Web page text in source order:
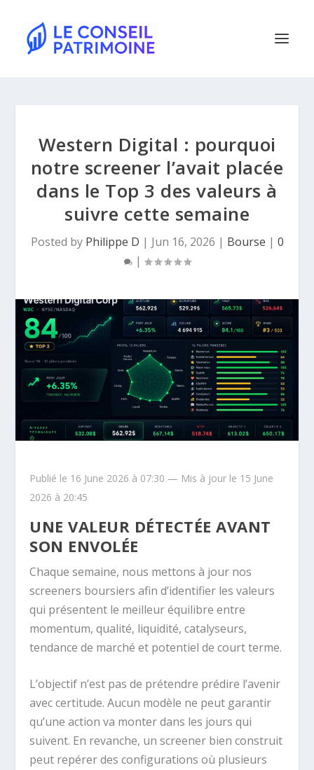
Western Digital : pourquoi
notre screener l’avait placée
dans le Top 3 des valeurs à
suivre cette semaine
Posted by Philippe D | Jun 16, 2026 | Bourse | 0
|
Publié le 16 June 2026 à 07:30 — Mis à jour le 15 June
2026 à 20:45
UNE VALEUR DÉTECTÉE AVANT
SON ENVOLÉE
Chaque semaine, nous mettons à jour nos
screeners boursiers afin d’identifier les valeurs
qui présentent le meilleur équilibre entre
momentum, qualité, liquidité, catalyseurs,
tendance de marché et potentiel de court terme.
L’objectif n’est pas de prétendre prédire l’avenir
avec certitude. Aucun modèle ne peut garantir
qu’une action va monter dans les jours qui
suivent. En revanche, un screener bien construit
peut repérer des configurations où plusieurs